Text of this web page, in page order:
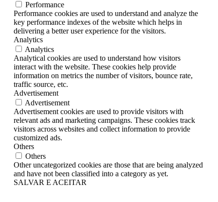
Performance
Performance cookies are used to understand and analyze the
key performance indexes of the website which helps in
delivering a better user experience for the visitors.
Analytics
Analytics
Analytical cookies are used to understand how visitors
interact with the website. These cookies help provide
information on metrics the number of visitors, bounce rate,
traffic source, etc.
Advertisement
Advertisement
Advertisement cookies are used to provide visitors with
relevant ads and marketing campaigns. These cookies track
visitors across websites and collect information to provide
customized ads.
Others
Others
Other uncategorized cookies are those that are being analyzed
and have not been classified into a category as yet.
SALVAR E ACEITAR